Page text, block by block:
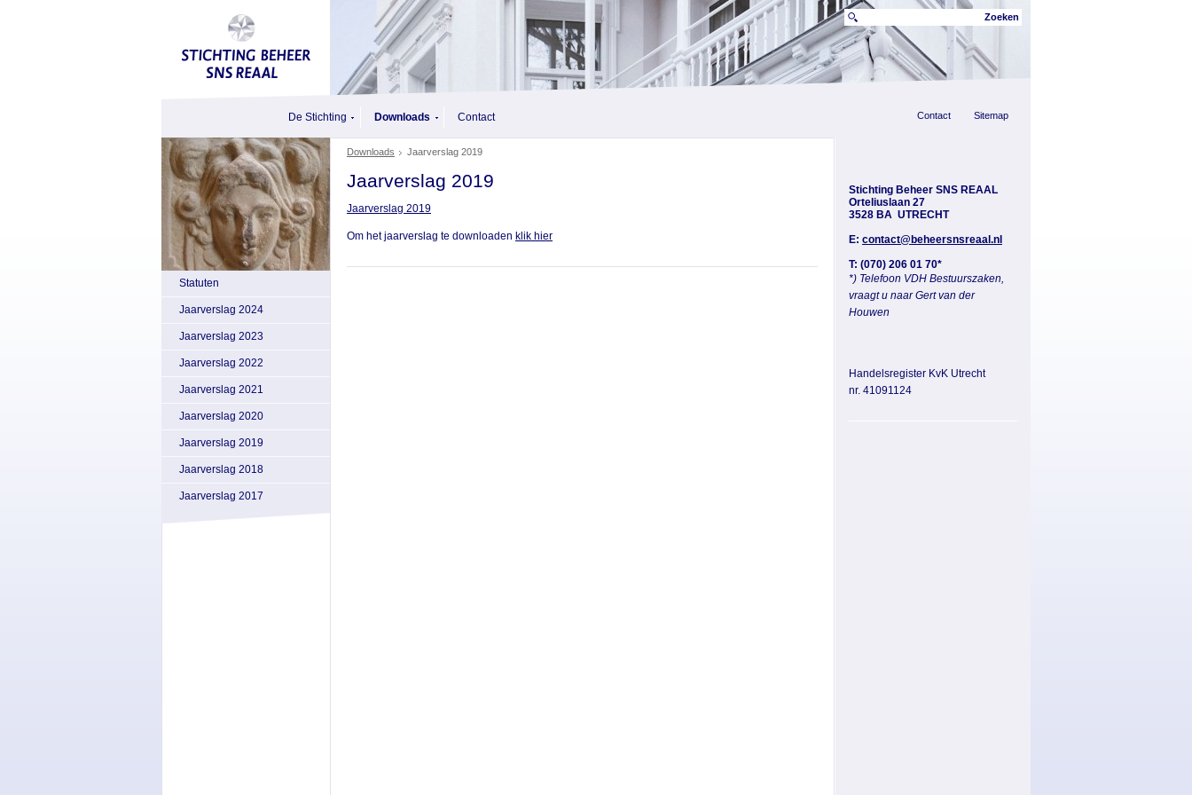
Downloads Jaarverslag 2019
Jaarverslag 2019
Jaarverslag 2019
Om het jaarverslag te downloaden klik hier
Stichting Beheer SNS REAAL
Orteliuslaan 27
3528 BA UTRECHT
E: contact@beheersnsreaal.nl
T: (070) 206 01 70*
*) Telefoon VDH Bestuurszaken,
vraagt u naar Gert van der
Houwen
Handelsregister KvK Utrecht
nr. 41091124
Statuten
Jaarverslag 2024
Jaarverslag 2023
Jaarverslag 2022
Jaarverslag 2021
Jaarverslag 2020
Jaarverslag 2019
Jaarverslag 2018
Jaarverslag 2017
De Stichting Downloads Contact
Zoeken
Contact Sitemap